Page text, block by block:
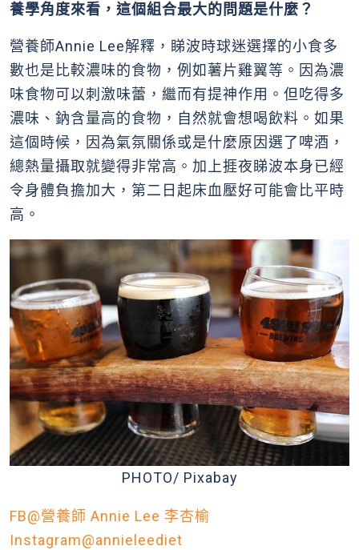
養學角度來看，這個組合最大的問題是什麼？
營養師Annie Lee解釋，睇波時球迷選擇的小食多
數也是比較濃味的食物，例如薯片雞翼等。因為濃
味食物可以刺激味蕾，繼而有提神作用。但吃得多
濃味、鈉含量高的食物，自然就會想喝飲料。如果
這個時候，因為氣氛關係或是什麼原因選了啤酒，
總熱量攝取就變得非常高。加上捱夜睇波本身已經
令身體負擔加大，第二日起床血壓好可能會比平時
高。
PHOTO/ Pixabay
FB@營養師 Annie Lee 李杏榆
Instagram@annieleediet